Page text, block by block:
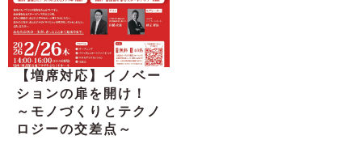
【増席対応】イノベー
ションの扉を開け！
～モノづくりとテクノ
ロジーの交差点～